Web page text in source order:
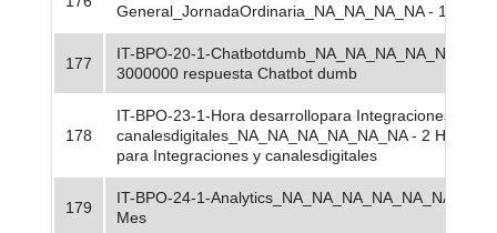
General_JornadaOrdinaria_NA_NA_NA_NA - 15 Mes
177
IT-BPO-20-1-Chatbotdumb_NA_NA_NA_NA_NA_NA -
3000000 respuesta Chatbot dumb
178
IT-BPO-23-1-Hora desarrollopara Integraciones y
canalesdigitales_NA_NA_NA_NA_NA_NA - 2
para Integraciones y canalesdigitales
179
IT-BPO-24-1-Analytics_NA_NA_NA_NA_NA_NA -
Mes